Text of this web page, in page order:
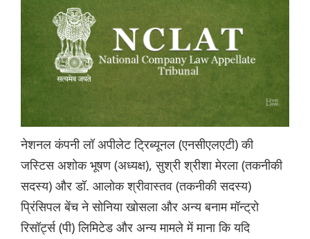
नेशनल कंपनी लॉ अपीलेट ट्रिब्यूनल (एनसीएलएटी) की
जस्टिस अशोक भूषण (अध्यक्ष), सुश्री श्रीशा मेरला (तकनीकी
सदस्य) और डॉ. आलोक श्रीवास्तव (तकनीकी सदस्य)
प्रिंसिपल बेंच ने सोनिया खोसला और अन्य बनाम मॉन्ट्रो
रिसॉर्ट्स (पी) लिमिटेड और अन्य मामले में माना कि यदि